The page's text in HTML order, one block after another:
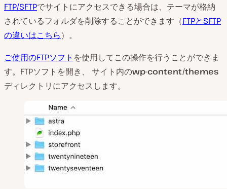
FTP/SFTPでサイトにアクセスできる場合は、テーマが格納
されているフォルダを削除することができます（FTPとSFTP
の違いはこちら）。
ご使用のFTPソフト を使用してこの操作を行うことができま
す。FTPソフトを開き、 サイト内のwp-content/themes
ディレクトリにアクセスします。